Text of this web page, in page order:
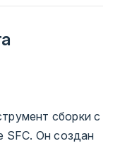
сборки с
SFC. Он создан